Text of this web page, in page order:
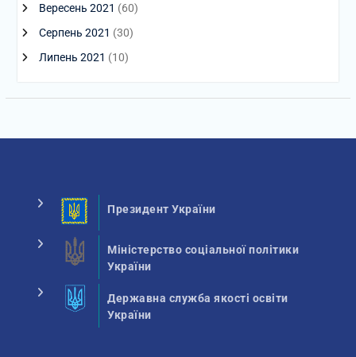
Вересень 2021 (60)
Серпень 2021 (30)
Липень 2021 (10)
Президент України
Міністерство соціальної політики
України
Державна служба якості освіти
України